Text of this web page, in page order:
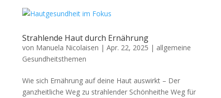
Strahlende Haut durch Ernährung
von Manuela Nicolaisen | Apr. 22, 2025 | allgemeine
Gesundheitsthemen
Wie sich Ernährung auf deine Haut auswirkt – Der
ganzheitliche Weg zu strahlender Schönheithe Weg für